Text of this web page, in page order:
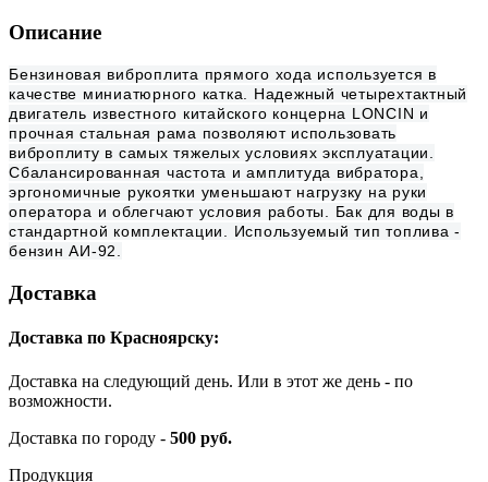
Описание
Бензиновая виброплита прямого хода используется в
качестве миниатюрного катка. Надежный четырехтактный
двигатель известного китайского концерна LONCIN и
прочная стальная рама позволяют использовать
виброплиту в самых тяжелых условиях эксплуатации.
Сбалансированная частота и амплитуда вибратора,
эргономичные рукоятки уменьшают нагрузку на руки
оператора и облегчают условия работы. Бак для воды в
стандартной комплектации. Используемый тип топлива -
бензин АИ-92.
Доставка
Доставка по Красноярску:
Доставка на следующий день. Или в этот же день - по
возможности.
Доставка по городу - 500 руб.
Продукция